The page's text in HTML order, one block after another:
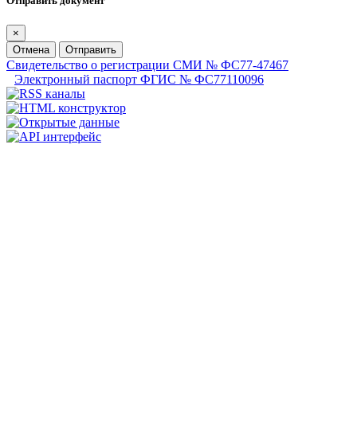
×
Отмена
Отправить
Свидетельство о регистрации СМИ № ФС77-47467
Электронный паспорт ФГИС № ФС77110096